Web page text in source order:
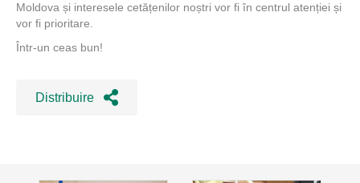
Moldova și interesele cetățenilor noștri vor fi în centrul atenției și
vor fi prioritare.
Într-un ceas bun!
Distribuire